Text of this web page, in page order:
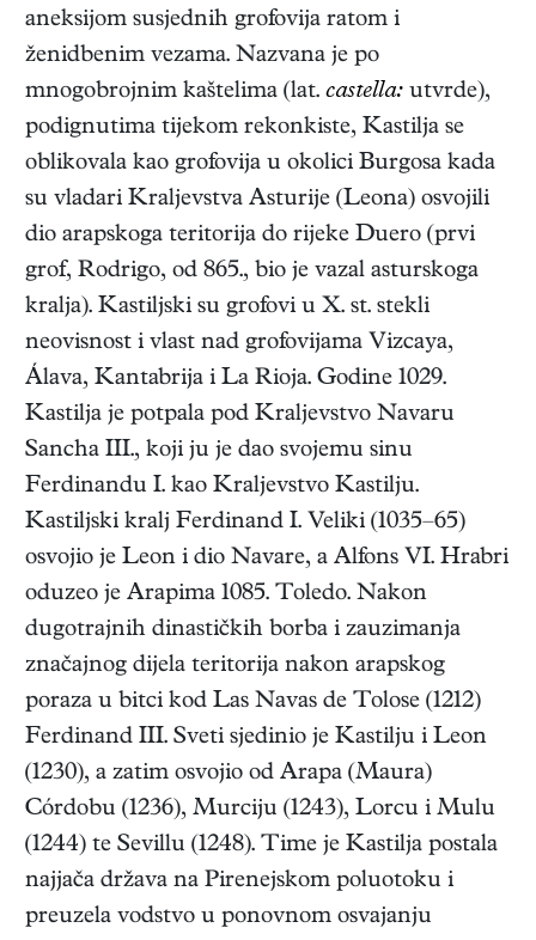
aneksijom susjednih grofovija ratom i
ženidbenim vezama. Nazvana je po
mnogobrojnim kaštelima (lat. castella: utvrde),
podignutima tijekom rekonkiste, Kastilja se
oblikovala kao grofovija u okolici Burgosa kada
su vladari Kraljevstva Asturije (Leona) osvojili
dio arapskoga teritorija do rijeke Duero (prvi
grof, Rodrigo, od 865., bio je vazal asturskoga
kralja). Kastiljski su grofovi u X. st. stekli
neovisnost i vlast nad grofovijama Vizcaya,
Álava, Kantabrija i La Rioja. Godine 1029.
Kastilja je potpala pod Kraljevstvo Navaru
Sancha III., koji ju je dao svojemu sinu
Ferdinandu I. kao Kraljevstvo Kastilju.
Kastiljski kralj Ferdinand I. Veliki (1035–65)
osvojio je Leon i dio Navare, a Alfons VI. Hrabri
oduzeo je Arapima 1085. Toledo. Nakon
dugotrajnih dinastičkih borba i zauzimanja
značajnog dijela teritorija nakon arapskog
poraza u bitci kod Las Navas de Tolose (1212)
Ferdinand III. Sveti sjedinio je Kastilju i Leon
(1230), a zatim osvojio od Arapa (Maura)
Córdobu (1236), Murciju (1243), Lorcu i Mulu
(1244) te Sevillu (1248). Time je Kastilja postala
najjača država na Pirenejskom poluotoku i
preuzela vodstvo u ponovnom osvajanju